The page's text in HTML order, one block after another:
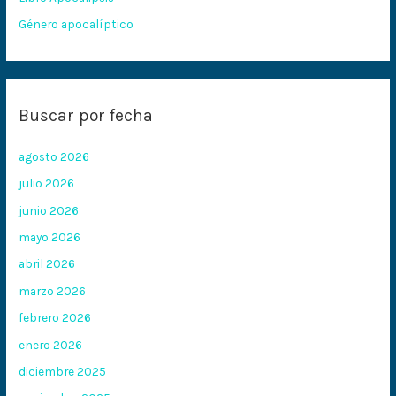
Género apocalíptico
Buscar por fecha
agosto 2026
julio 2026
junio 2026
mayo 2026
abril 2026
marzo 2026
febrero 2026
enero 2026
diciembre 2025